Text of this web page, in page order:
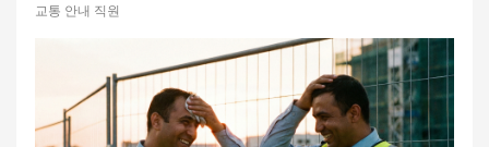
교통 안내 직원